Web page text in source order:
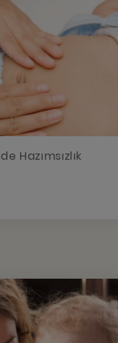
Hazımsızlık